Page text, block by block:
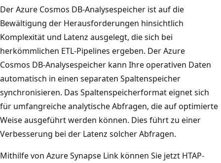
Der Azure Cosmos DB-Analysespeicher ist auf die
Bewältigung der Herausforderungen hinsichtlich
Komplexität und Latenz ausgelegt, die sich bei
herkömmlichen ETL-Pipelines ergeben. Der Azure
Cosmos DB-Analysespeicher kann Ihre operativen Daten
automatisch in einen separaten Spaltenspeicher
synchronisieren. Das Spaltenspeicherformat eignet sich
für umfangreiche analytische Abfragen, die auf optimierte
Weise ausgeführt werden können. Dies führt zu einer
Verbesserung bei der Latenz solcher Abfragen.
Mithilfe von Azure Synapse Link können Sie jetzt HTAP-